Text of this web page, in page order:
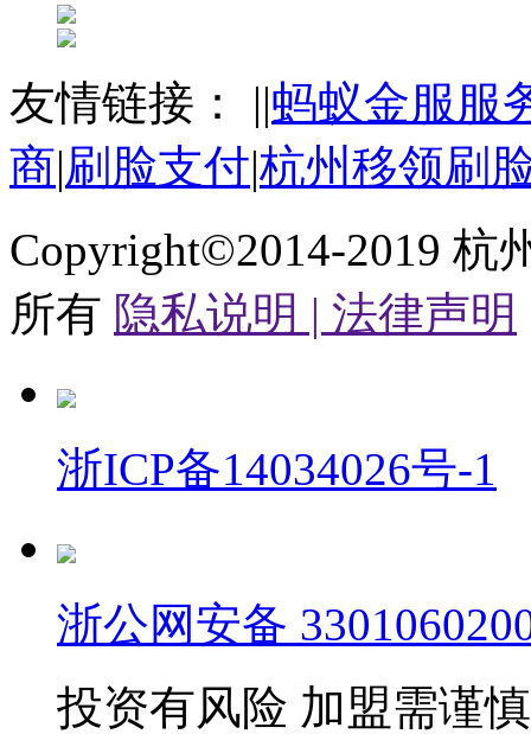
友情链接： ||蚂蚁金服服
商|刷脸支付|杭州移领刷
Copyright©2014-2019 杭
所有 隐私说明 | 法律声明
浙ICP备14034026号-1
浙公网安备
投资有风险 加盟需谨慎